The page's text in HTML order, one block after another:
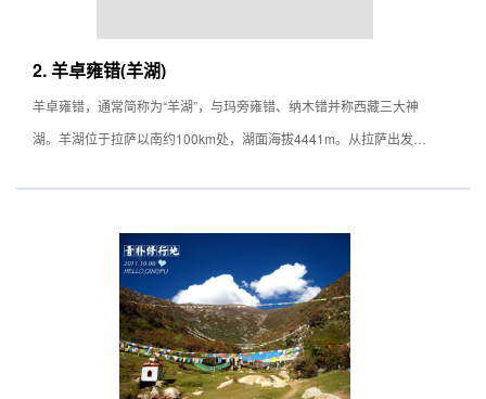
2. 羊卓雍错(羊湖)
羊卓雍错，通常简称为“羊湖”，与玛旁雍错、纳木错并称西藏三大神
湖。羊湖位于拉萨以南约100km处，湖面海拔4441m。从拉萨出发，
错。羊卓雍错是寻找转世灵童的圣湖，大活佛可以从湖中看出显影，指
示灵童所在的大方位。不同时刻阳光的照射，羊湖会显现出不同层次、
极其丰富的蓝色，如梦似幻，初见羊湖，她的艳丽让人几乎不敢相信。
羊卓雍错的水源来自四周念青唐古拉山脉的雪水，没有出水口，雪水的
流入与自然的蒸发达到一种奇特的动态平衡，湖水随着光线变幻，演化